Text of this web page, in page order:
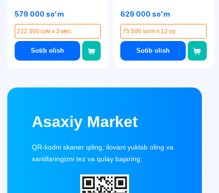
579 000 so'm
212 300 сум x 3 мес
Sotib olish
629 000 so'm
75 500 so'm x 12 oy
Sotib olish
Asaxiy Market
QR-kodni skaner qiling, ilovani yuklab oling va
xaridlaringizni tez va qulay bajaring.